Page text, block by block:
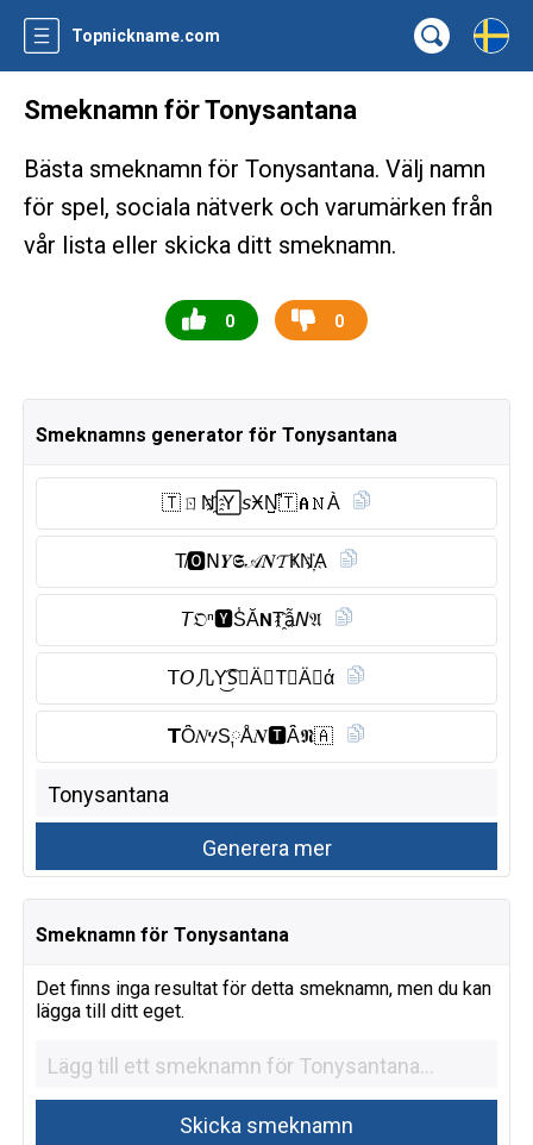
Topnickname.com
Smeknamn för Tonysantana
Bästa smeknamn för Tonysantana. Välj namn
för spel, sociala nätverk och varumärken från
vår lista eller skicka ditt smeknamn.
0 0
Smeknamns generator för Tonysantana
🇹 ㄖN҈🅈𝘴ӾN̺͆🇹 𝐀𝙽À
T̸🅾︎𝖭𝒀𝕾𝒜𝑵𝓣ҜN҉A
𝘛𝔒ⁿ🆈︎S̾Ă𝗡T҈ẫ𝘕𝔄
𝖳𝘖几Y͜͡S⃠Ä🇳 T⃠Ä𝐍ά
𝗧Ȏ̈𝑁ሃS༙Å𝑵🆃︎Ȃ̈𝕹🇦
Smeknamn för Tonysantana
Det finns inga resultat för detta smeknamn, men du kan
lägga till ditt eget.